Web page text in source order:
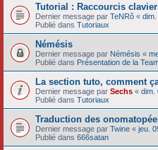
Tutorial : Raccourcis
Dernier message par TeNRô « dim.
Publié dans Tutoriaux
Némésis
Dernier message par Némésis «
Publié dans Présentation de la
La section tuto, comment
Dernier message par Sechs « dim.
Publié dans Tutoriaux
Traduction des
Dernier message par Twine « jeu.
Publié dans 666satan